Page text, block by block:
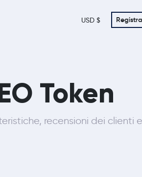
USD $
Token
recensioni dei clienti e